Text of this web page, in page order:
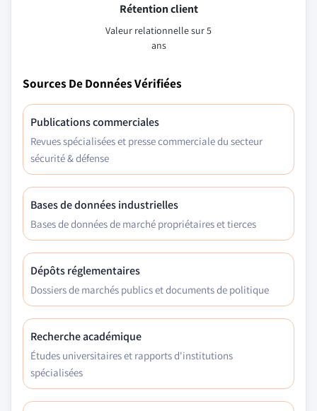
Rétention client
Valeur relationnelle sur 5
ans
Sources De Données Vérifiées
Publications commerciales
Revues spécialisées et presse commerciale du secteur
sécurité & défense
Bases de données industrielles
Bases de données de marché propriétaires et tierces
Dépôts réglementaires
Dossiers de marchés publics et documents de politique
Recherche académique
Études universitaires et rapports d'institutions
spécialisées